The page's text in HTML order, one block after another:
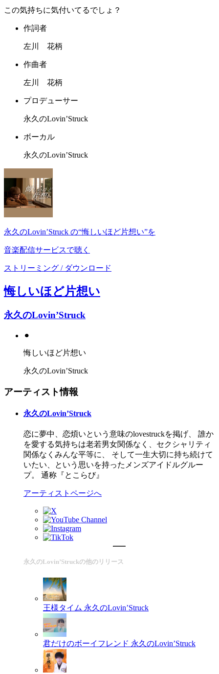
この気持ちに気付いてるでしょ？
作詞者
左川 花柄
作曲者
左川 花柄
プロデューサー
永久のLovin’Struck
ボーカル
永久のLovin’Struck
永久のLovin’Struck の“悔しいほど片想い”を
音楽配信サービスで聴く
ストリーミング / ダウンロード
悔しいほど片想い
永久のLovin’Struck
⚫︎
悔しいほど片想い
永久のLovin’Struck
アーティスト情報
永久のLovin’Struck
恋に夢中、恋煩いという意味のlovestruckを掲げ、 誰か
を愛する気持ちは老若男女関係なく、セクシャリティ
関係なくみんな平等に、 そして一生大切に持ち続けて
いたい、という思いを持ったメンズアイドルグルー
プ。 通称『とこらび』
アーティストページへ
永久のLovin’Struckの他のリリース
王様タイム 永久のLovin’Struck
君だけのボーイフレンド 永久のLovin’Struck